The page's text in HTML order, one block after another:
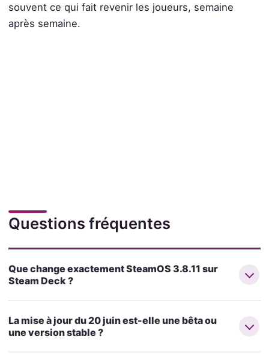
souvent ce qui fait revenir les joueurs, semaine
après semaine.
Questions fréquentes
Que change exactement SteamOS 3.8.11 sur
Steam Deck ?
La mise à jour du 20 juin est-elle une bêta ou
une version stable ?